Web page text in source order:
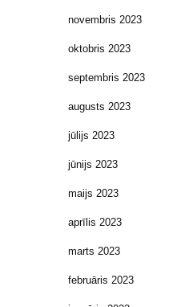
novembris 2023
oktobris 2023
septembris 2023
augusts 2023
jūlijs 2023
jūnijs 2023
maijs 2023
aprīlis 2023
marts 2023
februāris 2023